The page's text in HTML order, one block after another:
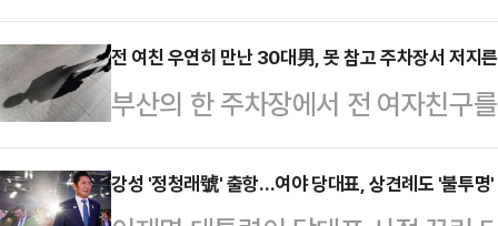
한 모습을 연이어 공개하고 있다.
있다"고 말한다.2일(현지시간) 타
속 인질은 2023년 10월7일 하마스
된 에비아타르 다비드(24)이다.다
가자지구 한 지하터널에서 삽질을
전 여친 우연히 만난 30대男, 못 참고 주차장서 저지
부산의 한 주차장에서 전 여자친구
받고 있다.2일 부산 해운대경찰서
속 입건해 조사하고 있다고 밝혔다
강성 '정청래號' 출항…여야 당대표, 상견례도 '불투